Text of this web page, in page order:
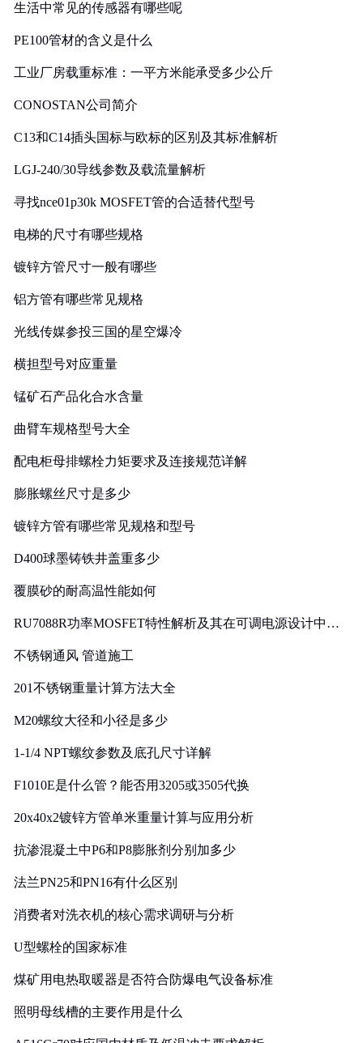
生活中常见的传感器有哪些呢
PE100管材的含义是什么
工业厂房载重标准：一平方米能承受多少公斤
CONOSTAN公司简介
C13和C14插头国标与欧标的区别及其标准解析
LGJ-240/30导线参数及载流量解析
寻找nce01p30k MOSFET管的合适替代型号
电梯的尺寸有哪些规格
镀锌方管尺寸一般有哪些
铝方管有哪些常见规格
光线传媒参投三国的星空爆冷
横担型号对应重量
锰矿石产品化合水含量
曲臂车规格型号大全
配电柜母排螺栓力矩要求及连接规范详解
膨胀螺丝尺寸是多少
镀锌方管有哪些常见规格和型号
D400球墨铸铁井盖重多少
覆膜砂的耐高温性能如何
RU7088R功率MOSFET特性解析及其在可调电源设计中的
不锈钢通风 管道施工
201不锈钢重量计算方法大全
M20螺纹大径和小径是多少
1-1/4 NPT螺纹参数及底孔尺寸详解
F1010E是什么管？能否用3205或3505代换
20x40x2镀锌方管单米重量计算与应用分析
抗渗混凝土中P6和P8膨胀剂分别加多少
法兰PN25和PN16有什么区别
消费者对洗衣机的核心需求调研与分析
U型螺栓的国家标准
煤矿用电热取暖器是否符合防爆电气设备标准
照明母线槽的主要作用是什么